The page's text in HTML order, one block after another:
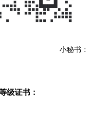
书：
级证书：